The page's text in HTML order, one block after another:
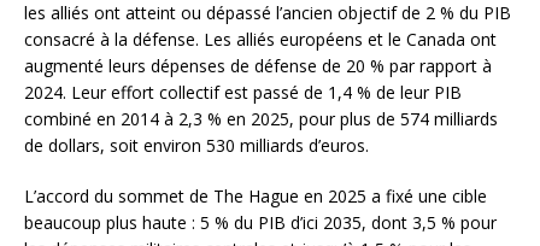
les alliés ont atteint ou dépassé l’ancien objectif de 2 % du PIB
consacré à la défense. Les alliés européens et le Canada ont
augmenté leurs dépenses de défense de 20 % par rapport à
2024. Leur effort collectif est passé de 1,4 % de leur PIB
combiné en 2014 à 2,3 % en 2025, pour plus de 574 milliards
de dollars, soit environ 530 milliards d’euros.
L’accord du sommet de The Hague en 2025 a fixé une cible
beaucoup plus haute : 5 % du PIB d’ici 2035, dont 3,5 % pour